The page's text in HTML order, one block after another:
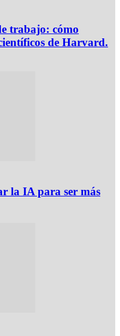
trabajo: cómo
de Harvard.
la IA para ser más